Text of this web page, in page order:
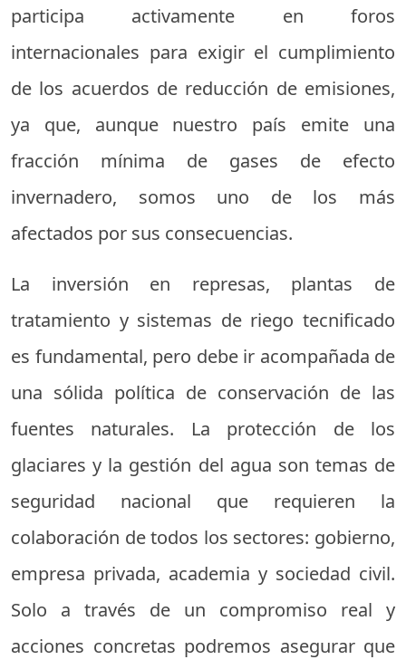
participa activamente en foros
internacionales para exigir el cumplimiento
de los acuerdos de reducción de emisiones,
ya que, aunque nuestro país emite una
fracción mínima de gases de efecto
invernadero, somos uno de los más
afectados por sus consecuencias.
La inversión en represas, plantas de
tratamiento y sistemas de riego tecnificado
es fundamental, pero debe ir acompañada de
una sólida política de conservación de las
fuentes naturales. La protección de los
glaciares y la gestión del agua son temas de
seguridad nacional que requieren la
colaboración de todos los sectores: gobierno,
empresa privada, academia y sociedad civil.
Solo a través de un compromiso real y
acciones concretas podremos asegurar que